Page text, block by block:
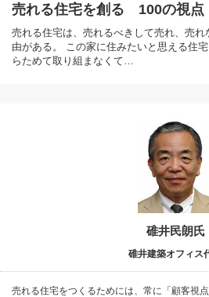
売れる住宅を創る 100の視点
売れる住宅は、売れるべきして売れ、売
由がある。 この家に住みたいと思える住
らためて取り組まなくて…
碓井民朗氏
碓井建築オフィス
売れる住宅をつくるためには、常に「顧客視